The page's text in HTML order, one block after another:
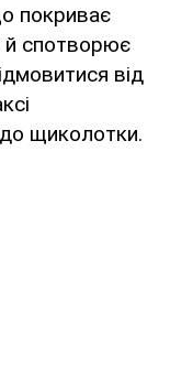
покриває
й спотворює
від
щиколотки.